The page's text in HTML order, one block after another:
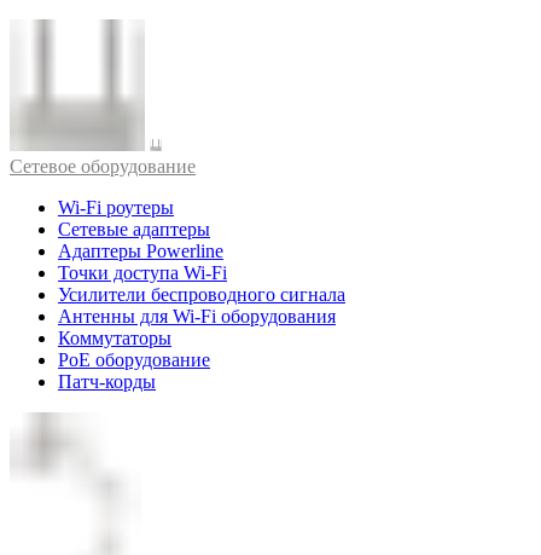
Cетевое оборудование
Wi-Fi роутеры
Сетевые адаптеры
Адаптеры Powerline
Точки доступа Wi-Fi
Усилители беспроводного сигнала
Антенны для Wi-Fi оборудования
Коммутаторы
PoE оборудование
Патч-корды